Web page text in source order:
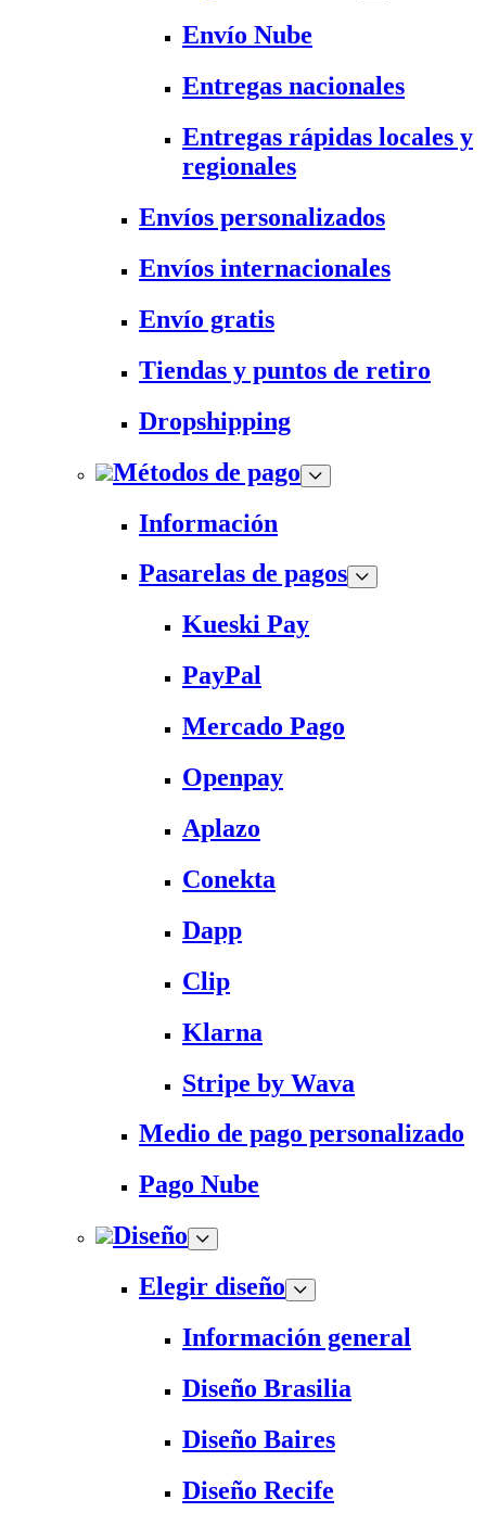
Envío Nube
Entregas nacionales
Entregas rápidas locales y
regionales
Envíos personalizados
Envíos internacionales
Envío gratis
Tiendas y puntos de retiro
Dropshipping
Métodos de pago
Información
Pasarelas de pagos
Kueski Pay
PayPal
Mercado Pago
Openpay
Aplazo
Conekta
Dapp
Clip
Klarna
Stripe by Wava
Medio de pago personalizado
Pago Nube
Diseño
Elegir diseño
Información general
Diseño Brasilia
Diseño Baires
Diseño Recife